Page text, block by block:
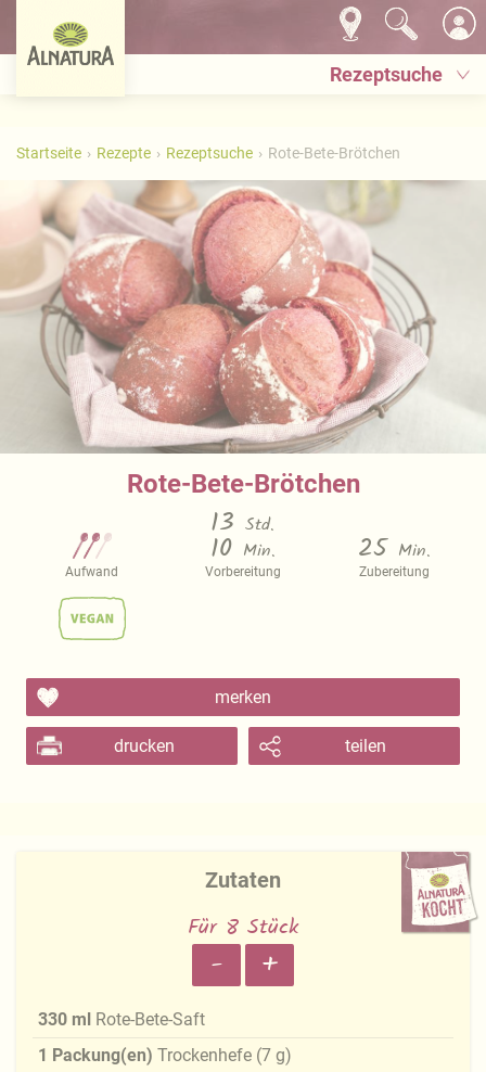
Rezeptsuche
Startseite Rezepte Rezeptsuche Rote-Bete-Brötchen
Rote-Bete-Brötchen
Aufwand
13Std.
10 Min.
Vorbereitung
25 Min.
Zubereitung
merken
drucken teilen
Zutaten
Für 8 Stück
- +
330 ml Rote-Bete-Saft
1 Packung(en) Trockenhefe (7 g)